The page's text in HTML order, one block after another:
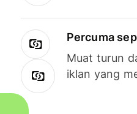
Percuma
Muat turun
iklan yang